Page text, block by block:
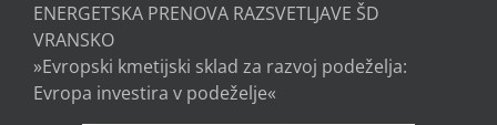
ENERGETSKA PRENOVA RAZSVETLJAVE ŠD
VRANSKO
»Evropski kmetijski sklad za razvoj podeželja:
Evropa investira v podeželje«